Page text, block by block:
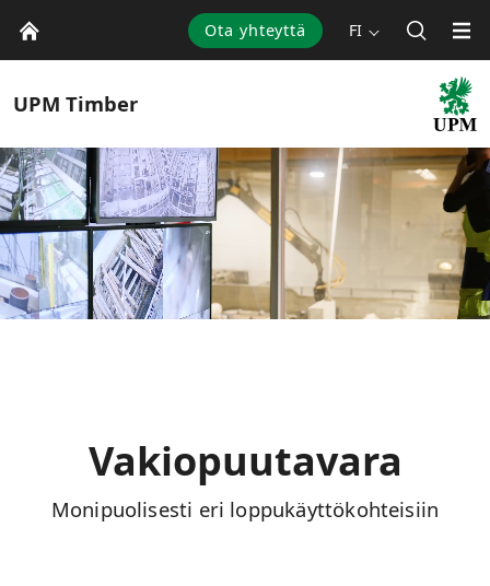
Ota yhteyttä FI
UPM Timber
Vakiopuutavara
Monipuolisesti eri loppukäyttökohteisiin